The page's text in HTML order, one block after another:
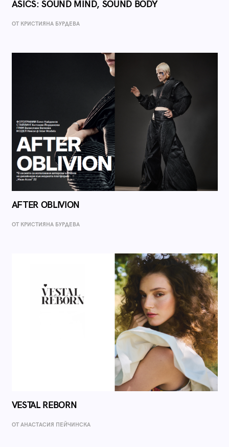
ASICS: SOUND MIND, SOUND BODY
ОТ КРИСТИЯНА БУРДЕВА
AFTER OBLIVION
ОТ КРИСТИЯНА БУРДЕВА
VESTAL REBORN
ОТ AНАСТАСИЯ ПЕЙЧИНСКА